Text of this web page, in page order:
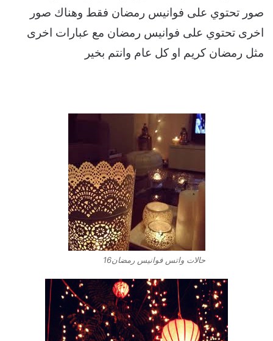
صور تحتوي على فوانيس رمضان فقط وهناك صور
اخرى تحتوي على فوانيس رمضان مع عبارات اخرى
مثل رمضان كريم او كل عام وانتم بخير
حالات واتس فوانيس رمضان16